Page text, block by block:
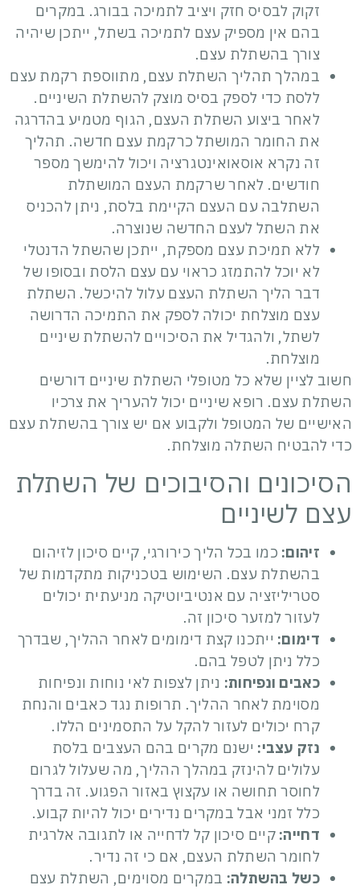
זקוק לבסיס חזק ויציב לתמיכה בבורג. במקרים
בהם אין מספיק עצם לתמיכה בשתל, ייתכן שיהיה
צורך בהשתלת עצם.
במהלך תהליך השתלת עצם, מתווספת רקמת עצם
ללסת כדי לספק בסיס מוצק להשתלת השיניים.
לאחר ביצוע השתלת העצם, הגוף מטמיע בהדרגה
את החומר המושתל כרקמת עצם חדשה. תהליך
זה נקרא אוסאואינטגרציה ויכול להימשך מספר
חודשים. לאחר שרקמת העצם המושתלת
השתלבה עם העצם הקיימת בלסת, ניתן להכניס
את השתל לעצם החדשה שנוצרה.
ללא תמיכת עצם מספקת, ייתכן שהשתל הדנטלי
לא יוכל להתמזג כראוי עם עצם הלסת ובסופו של
דבר הליך השתלת העצם עלול להיכשל. השתלת
עצם מוצלחת יכולה לספק את התמיכה הדרושה
לשתל, ולהגדיל את הסיכויים להשתלת שיניים
מוצלחת.
חשוב לציין שלא כל מטופלי השתלת שיניים דורשים
השתלת עצם. רופא שיניים יכול להעריך את צרכיו
האישיים של המטופל ולקבוע אם יש צורך בהשתלת עצם
כדי להבטיח השתלה מוצלחת.
הסיכונים והסיבוכים של השתלת
עצם לשיניים
זיהום: כמו בכל הליך כירורגי, קיים סיכון לזיהום
בהשתלת עצם. השימוש בטכניקות מתקדמות של
סטריליזציה עם אנטיביוטיקה מניעתית יכולים
לעזור למזער סיכון זה.
דימום: ייתכנו קצת דימומים לאחר ההליך, שבדרך
כלל ניתן לטפל בהם.
כאבים ונפיחות: ניתן לצפות לאי נוחות ונפיחות
מסוימת לאחר ההליך. תרופות נגד כאבים והנחת
קרח יכולים לעזור להקל על התסמינים הללו.
נזק עצבי: ישנם מקרים בהם העצבים בלסת
עלולים להינזק במהלך ההליך, מה שעלול לגרום
לחוסר תחושה או עקצוץ באזור הפגוע. זה בדרך
כלל זמני אבל במקרים נדירים יכול להיות קבוע.
דחייה: קיים סיכון קל לדחייה או לתגובה אלרגית
לחומר השתלת העצם, אם כי זה נדיר.
כשל בהשתלה: במקרים מסוימים, השתלת עצם